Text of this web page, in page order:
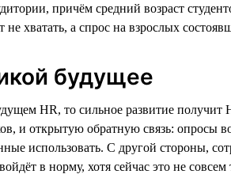
причём средний возраст
хватать, а спрос на взрослых
будущее
HR, то сильное развитие
и открытую обратную связь: опросы
использовать. С другой стороны,
в норму, хотя сейчас это не